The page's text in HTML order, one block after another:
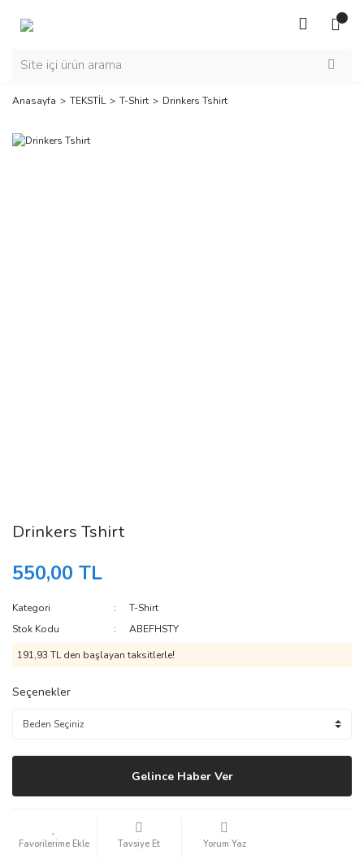
Anasayfa TEKSTİL T-Shirt Drinkers Tshirt
Drinkers Tshirt
550,00 TL
Kategori
T-Shirt
Stok Kodu
ABEFHSTY
191,93 TL den başlayan taksitlerle!
Seçenekler
Gelince Haber Ver
Tavsiye Et Yorum Yaz